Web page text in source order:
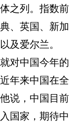
之列。指数前
、英国、新加
及爱尔兰。
对中国今年的
年来中国在全
说，中国目前
国家，期待中